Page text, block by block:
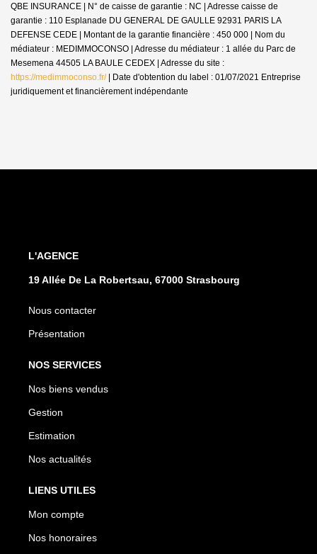
QBE INSURANCE | N° de caisse de garantie : NC | Adresse caisse de
garantie : 110 Esplanade DU GENERAL DE GAULLE 92931 PARIS LA
DEFENSE CEDE | Montant de la garantie financière : 450 000 | Nom du
médiateur : MEDIMMOCONSO | Adresse du médiateur : 1 allée du Parc de
Mesemena 44505 LA BAULE CEDEX | Adresse du site :
https://medimmoconso.fr/| Date d'obtention du label : 01/07/2021 Entreprise
juridiquement et financièrement indépendante
L'AGENCE
19 Allée De La Robertsau, 67000 Strasbourg
Nous contacter
Présentation
NOS SERVICES
Nos biens vendus
Gestion
Estimation
Nos actualités
LIENS UTILES
Mon compte
Nos honoraires